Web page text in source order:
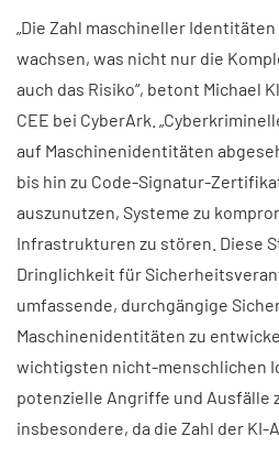
„Die Zahl maschineller
wachsen, was nicht nur die
auch das Risiko“, betont Michael
CEE bei CyberArk.
auf Maschinenidentitäten
bis hin zu Code-Signatur-
auszunutzen, Systeme zu
Infrastrukturen zu stören. Diese
Dringlichkeit für
umfassende, durchgängige
Maschinenidentitäten zu
wichtigsten nicht-menschlichen
potenzielle Angriffe und Ausfälle
insbesondere, da die Zahl der